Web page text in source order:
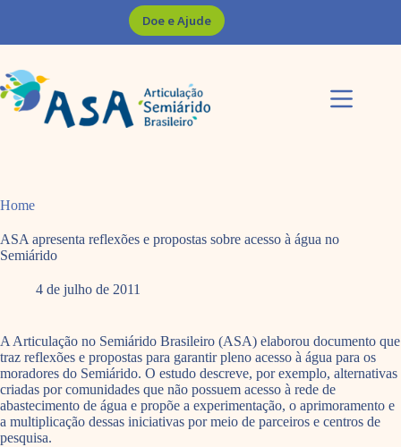
Doe e Ajude
Home
ASA apresenta reflexões e propostas sobre acesso à água no
Semiárido
4 de julho de 2011
A Articulação no Semiárido Brasileiro (ASA) elaborou documento que
traz reflexões e propostas para garantir pleno acesso à água para os
moradores do Semiárido. O estudo descreve, por exemplo, alternativas
criadas por comunidades que não possuem acesso à rede de
abastecimento de água e propõe a experimentação, o aprimoramento e
a multiplicação dessas iniciativas por meio de parceiros e centros de
pesquisa.